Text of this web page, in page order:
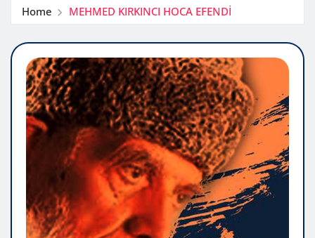
Home MEHMED KIRKINCI HOCA EFENDİ